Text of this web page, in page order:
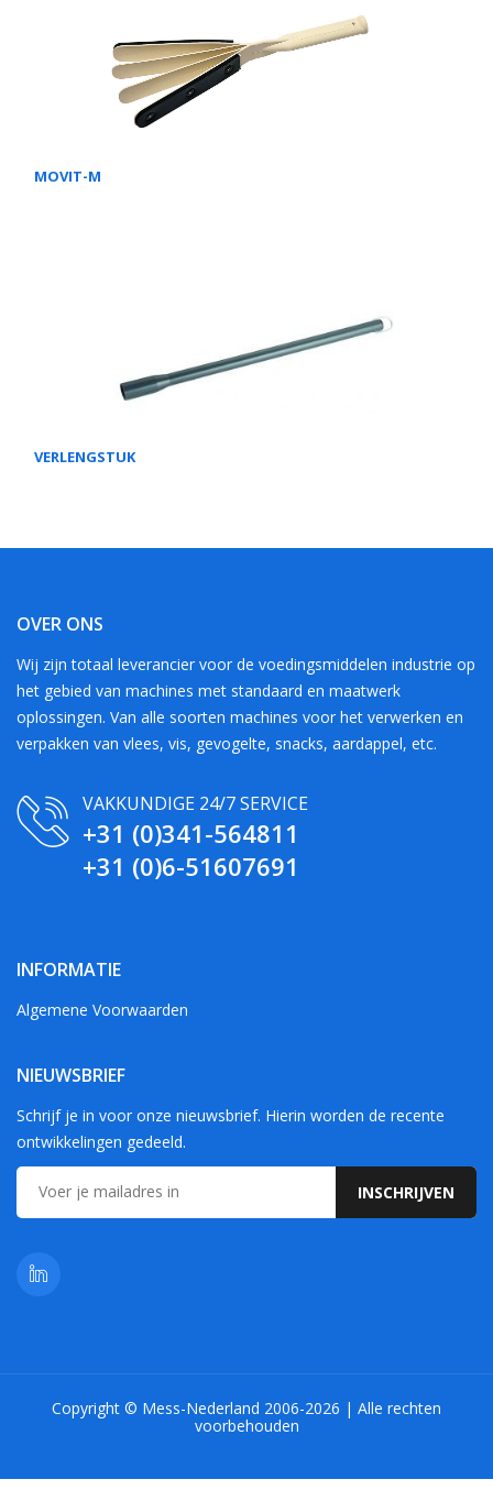
MOVIT-M
VERLENGSTUK
OVER ONS
Wij zijn totaal leverancier voor de voedingsmiddelen industrie op
het gebied van machines met standaard en maatwerk
oplossingen. Van alle soorten machines voor het verwerken en
verpakken van vlees, vis, gevogelte, snacks, aardappel, etc.
VAKKUNDIGE 24/7 SERVICE
+31 (0)341-564811
+31 (0)6-51607691
INFORMATIE
Algemene Voorwaarden
NIEUWSBRIEF
Schrijf je in voor onze nieuwsbrief. Hierin worden de recente
ontwikkelingen gedeeld.
Copyright © Mess-Nederland 2006-2026 | Alle rechten
voorbehouden